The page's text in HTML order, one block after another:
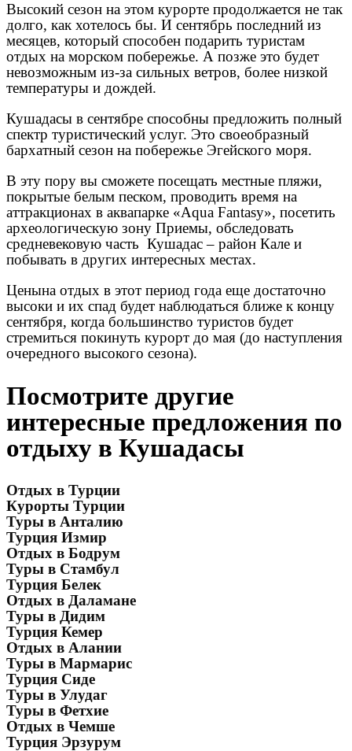
Высокий сезон на этом курорте продолжается не так
долго, как хотелось бы. И сентябрь последний из
месяцев, который способен подарить туристам
отдых на морском побережье. А позже это будет
невозможным из-за сильных ветров, более низкой
температуры и дождей.
Кушадасы в сентябре способны предложить полный
спектр туристический услуг. Это своеобразный
бархатный сезон на побережье Эгейского моря.
В эту пору вы сможете посещать местные пляжи,
покрытые белым песком, проводить время на
аттракционах в аквапарке «Aqua Fantasy», посетить
археологическую зону Приемы, обследовать
средневековую часть Кушадас – район Кале и
побывать в других интересных местах.
Ценына отдых в этот период года еще достаточно
высоки и их спад будет наблюдаться ближе к концу
сентября, когда большинство туристов будет
стремиться покинуть курорт до мая (до наступления
очередного высокого сезона).
Посмотрите другие
интересные предложения по
отдыху в Кушадасы
Отдых в Турции
Курорты Турции
Туры в Анталию
Турция Измир
Отдых в Бодрум
Туры в Стамбул
Турция Белек
Отдых в Даламане
Туры в Дидим
Турция Кемер
Отдых в Алании
Туры в Мармарис
Турция Сиде
Туры в Улудаг
Туры в Фетхие
Отдых в Чемше
Турция Эрзурум